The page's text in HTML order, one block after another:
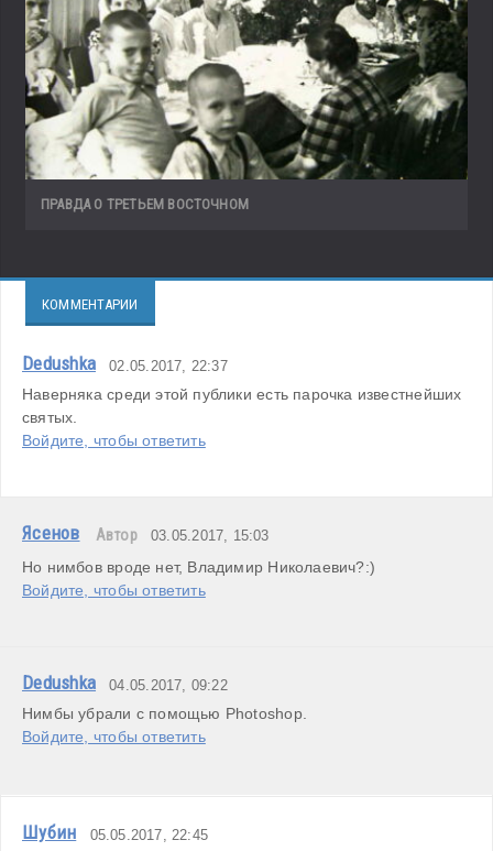
ПРАВДА О ТРЕТЬЕМ ВОСТОЧНОМ
КОММЕНТАРИИ
Dedushka 02.05.2017, 22:37
Наверняка среди этой публики есть парочка известнейших
святых.
Войдите, чтобы ответить
Ясенов Автор 03.05.2017, 15:03
Но нимбов вроде нет, Владимир Николаевич?:)
Войдите, чтобы ответить
Dedushka 04.05.2017, 09:22
Нимбы убрали с помощью Photoshop.
Войдите, чтобы ответить
Шубин 05.05.2017, 22:45